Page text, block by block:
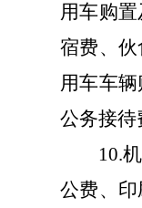
用车购
宿费、
用车车
公务接待
10.
公费、